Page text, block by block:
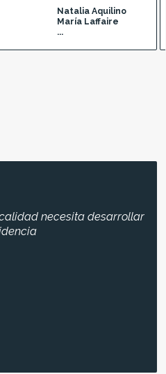
Natalia Aquilino
María Laffaire
...
necesita desarrollar